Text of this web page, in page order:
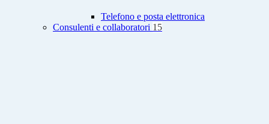
Telefono e posta elettronica
Consulenti e collaboratori 15